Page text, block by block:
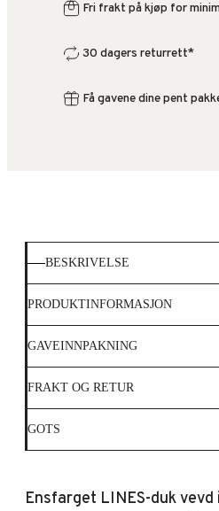
Fri frakt på kjøp for
30 dagers returrett*
Få gavene dine pent
BESKRIVELSE
PRODUKTINFORMASJON
GAVEINNPAKNING
FRAKT OG RETUR
GOTS
Ensfarget LINES-duk vevd